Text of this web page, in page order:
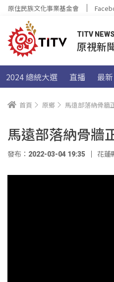
原住民族文化事業基金會
TITV NEWS
原視新
2024 總統大選 直播 最新
首頁 原鄉 馬遠部落納骨牆
馬遠部落納骨牆
發布：2022-03-04 19:35 花蓮